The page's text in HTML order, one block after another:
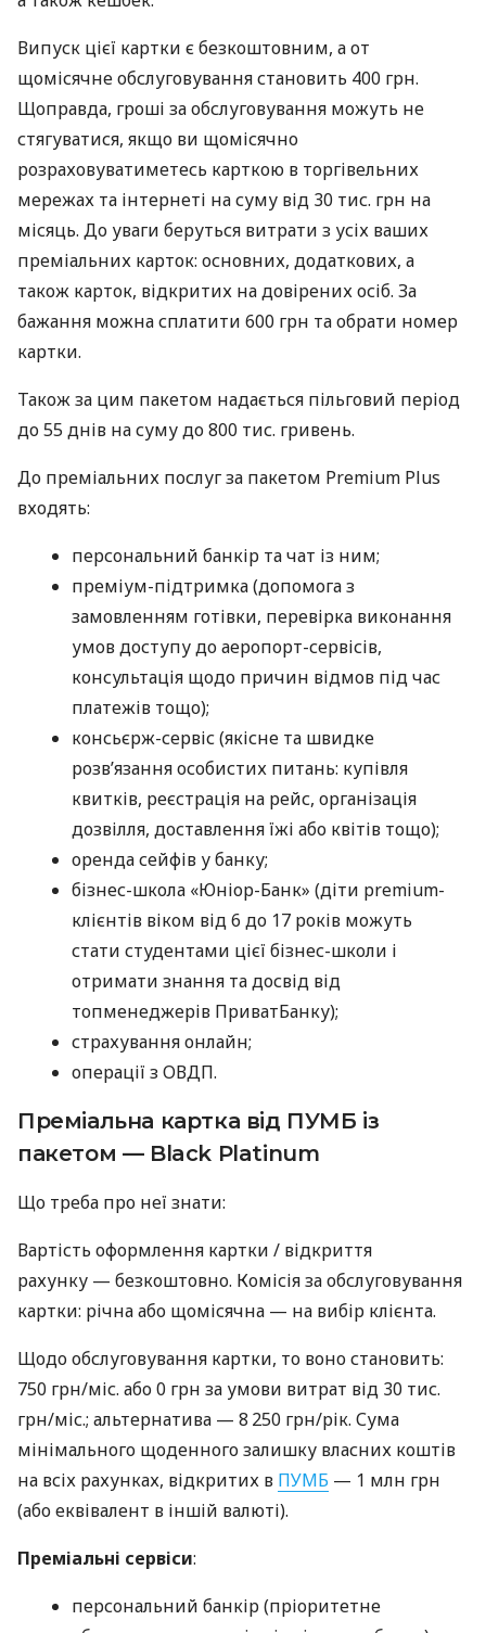
Випуск цієї картки є безкоштовним, а от
щомісячне обслуговування становить 400 грн.
Щоправда, гроші за обслуговування можуть не
стягуватися, якщо ви щомісячно
розраховуватиметесь карткою в торгівельних
мережах та інтернеті на суму від 30 тис. грн на
місяць. До уваги беруться витрати з усіх ваших
преміальних карток: основних, додаткових, а
також карток, відкритих на довірених осіб. За
бажання можна сплатити 600 грн та обрати номер
картки.
Також за цим пакетом надається пільговий період
до 55 днів на суму до 800 тис. гривень.
До преміальних послуг за пакетом Premium Plus
входять:
персональний банкір та чат із ним;
преміум-підтримка (допомога з
замовленням готівки, перевірка виконання
умов доступу до аеропорт-сервісів,
консультація щодо причин відмов під час
платежів тощо);
консьєрж-сервіс (якісне та швидке
розв’язання особистих питань: купівля
квитків, реєстрація на рейс, організація
дозвілля, доставлення їжі або квітів тощо);
оренда сейфів у банку;
бізнес-школа «Юніор-Банк» (діти premium-
клієнтів віком від 6 до 17 років можуть
стати студентами цієї бізнес-школи і
отримати знання та досвід від
топменеджерів ПриватБанку);
страхування онлайн;
операції з ОВДП.
Преміальна картка від ПУМБ із
пакетом — Black Platinum
Що треба про неї знати:
Вартість оформлення картки / відкриття
рахунку — безкоштовно. Комісія за обслуговування
картки: річна або щомісячна — на вибір клієнта.
Щодо обслуговування картки, то воно становить:
750 грн/міс. або 0 грн за умови витрат від 30 тис.
грн/міс.; альтернатива — 8 250 грн/рік. Сума
мінімального щоденного залишку власних коштів
на всіх рахунках, відкритих в ПУМБ — 1 млн грн
(або еквівалент в іншій валюті).
Преміальні сервіси:
персональний банкір (пріоритетне